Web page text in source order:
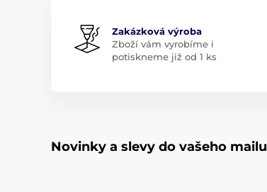
Zakázková výroba
Zboží vám vyrobíme i
potiskneme již od 1 ks
Novinky a slevy do vašeho mailu